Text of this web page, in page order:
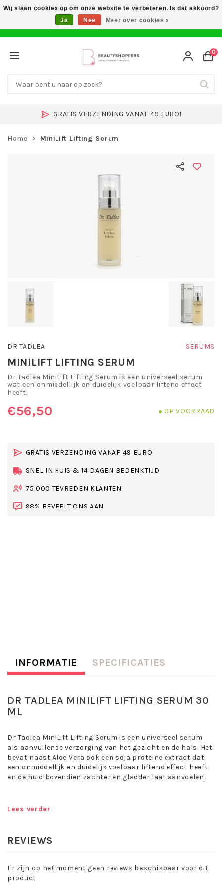
GRATIS VERZENDING VANAF 49 EURO!
0
Home MiniLift Lifting Serum
DR TADLEA SERUMS
MINILIFT LIFTING SERUM
Dr Tadlea MiniLift Lifting Serum is een universeel serum
wat een onmiddellijk en duidelijk voelbaar liftend effect
heeft.
€56,50 OP VOORRAAD
GRATIS VERZENDING VANAF 49 EURO
SNEL IN HUIS & 14 DAGEN BEDENKTIJD
75.000 TEVREDEN KLANTEN
98% BEVEELT ONS AAN
INFORMATIE SPECIFICATIES
DR TADLEA MINILIFT LIFTING SERUM 30
ML
Dr Tadlea MiniLift Lifting Serum is een universeel serum
als aanvullende verzorging van het gezicht en de hals. Het
bevat naast Aloe Vera ook een soja proteine extract dat
een onmiddellijk en duidelijk voelbaar liftend effect heeft
en de huid bovendien zachter en gladder laat aanvoelen.
basis van Aloe Vera.
gelegen lagen van de huid een soort passieve gymnastiek
plaats. Hierdoor wordt de micro circulatie aangezet en
optimale conditie om werkstoffen op te nemen die
rimpelvorming verminderen en krijgt daardoor
Lees verder
REVIEWS
Er zijn op het moment geen reviews beschikbaar voor dit
product
Wij slaan cookies op om onze website te verbeteren. Is dat akkoord?
Ja
Nee Meer over cookies »